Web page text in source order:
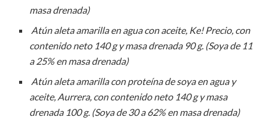
masa drenada)
Atún aleta amarilla en agua con aceite, Ke! Precio, con
contenido neto 140 g y masa drenada 90 g. (Soya de 11
a 25% en masa drenada)
Atún aleta amarilla con proteína de soya en agua y
aceite, Aurrera, con contenido neto 140 g y masa
drenada 100 g. (Soya de 30 a 62% en masa drenada)